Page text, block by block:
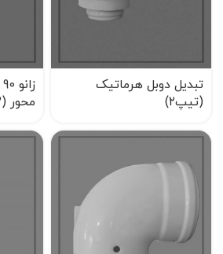
تبدیل دوبل هرماتیک
(تیپ۲)
محور (F2)